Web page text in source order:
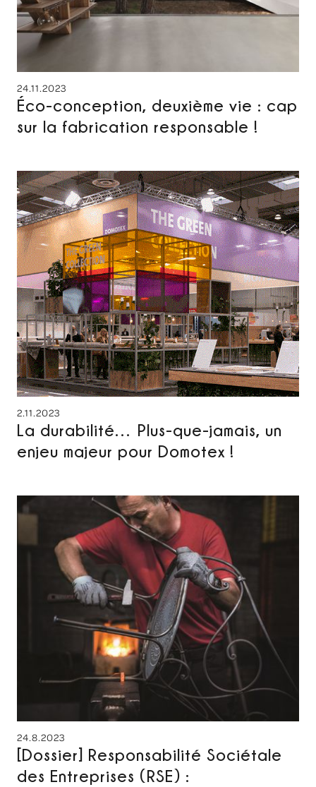
24.11.2023
Éco-conception, deuxième vie : cap
sur la fabrication responsable !
2.11.2023
La durabilité… Plus-que-jamais, un
enjeu majeur pour Domotex !
24.8.2023
[Dossier] Responsabilité Sociétale
des Entreprises (RSE) :